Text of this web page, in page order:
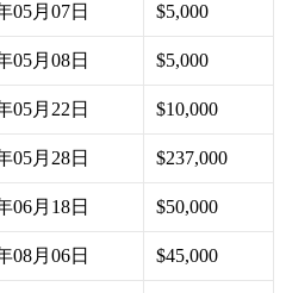
05月07日 $5,000
05月08日 $5,000
05月22日 $10,000
05月28日 $237,000
06月18日 $50,000
08月06日 $45,000